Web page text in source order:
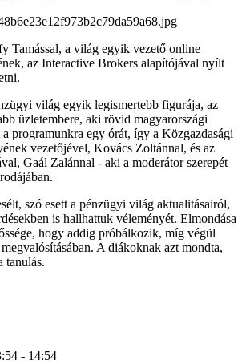
Tamással, a világ egyik vezető online
az Interactive Brokers alapítójával nyílt
világ egyik legismertebb figurája, az
üzletembere, aki rövid magyarországi
a programunkra egy órát, így a Közgazdasági
vezetőjével, Kovács Zoltánnal, és az
Gaál Zalánnal - aki a moderátor szerepét
szó esett a pénzügyi világ aktualitásairól,
is hallhattuk véleményét. Elmondása
hogy addig próbálkozik, míg végül
A diákoknak azt mondta,
tanulás.
- 14:54